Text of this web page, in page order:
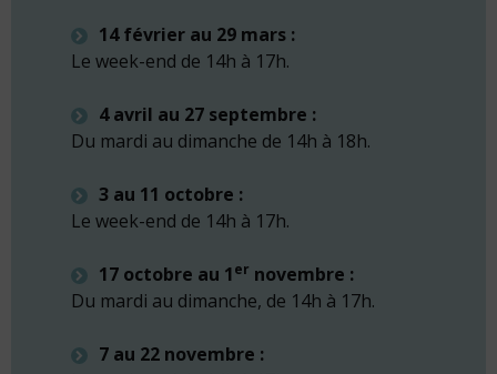
14 février au 29 mars :
Le week-end de 14h à 17h.
4 avril au 27 septembre :
Du mardi au dimanche de 14h à 18h.
3 au 11 octobre :
Le week-end de 14h à 17h.
17 octobre au 1er novembre :
Du mardi au dimanche, de 14h à 17h.
7 au 22 novembre :